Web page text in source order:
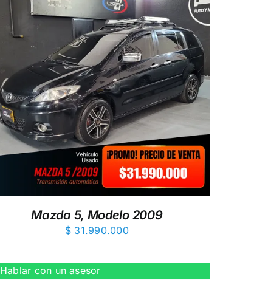
Mazda 5, Modelo 2009
$ 31.990.000
Hablar con un asesor